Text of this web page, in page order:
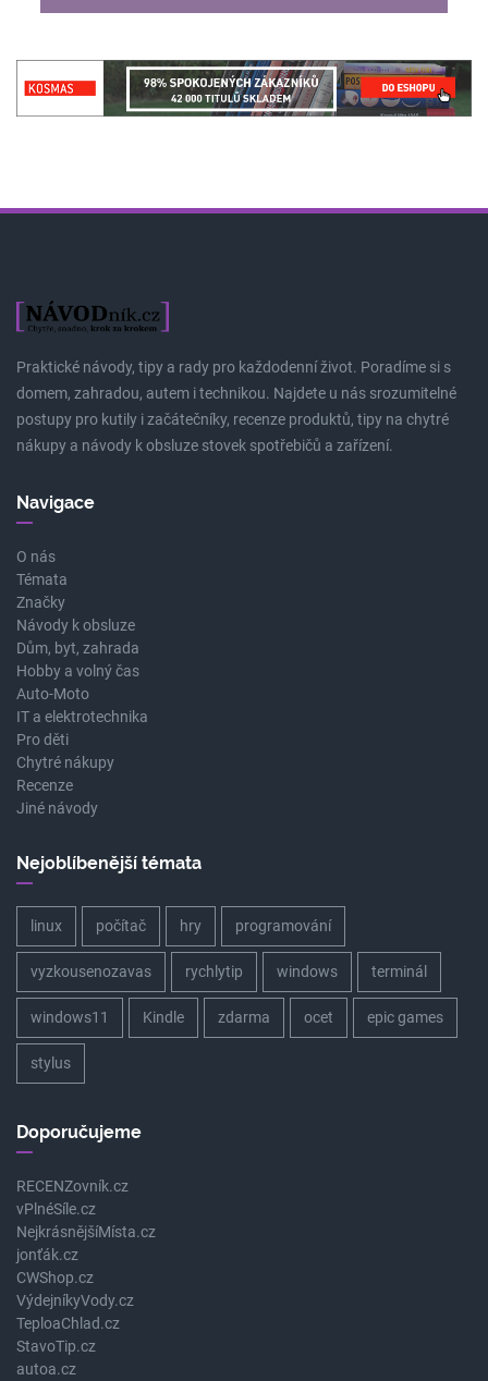
Praktické návody, tipy a rady pro každodenní život. Poradíme si s
domem, zahradou, autem i technikou. Najdete u nás srozumitelné
postupy pro kutily i začátečníky, recenze produktů, tipy na chytré
nákupy a návody k obsluze stovek spotřebičů a zařízení.
Navigace
O nás
Témata
Značky
Návody k obsluze
Dům, byt, zahrada
Hobby a volný čas
Auto-Moto
IT a elektrotechnika
Pro děti
Chytré nákupy
Recenze
Jiné návody
Nejoblíbenější témata
linux počítač hry programování
vyzkousenozavas rychlytip windows terminál
windows11 Kindle zdarma ocet epic games
stylus
Doporučujeme
RECENZovník.cz
vPlnéSíle.cz
NejkrásnějšíMísta.cz
jonťák.cz
CWShop.cz
VýdejníkyVody.cz
TeploaChlad.cz
StavoTip.cz
autoa.cz